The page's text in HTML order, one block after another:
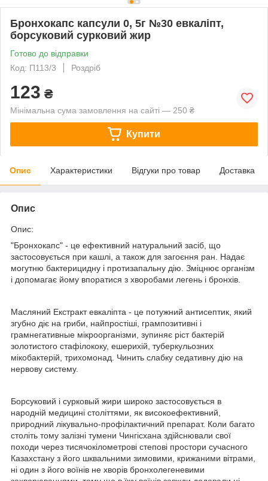
Бронхокапс капсули 0, 5г №30 евкаліпт,
борсуковий сурковий жир
Готово до відправки
Код: П113/3
Роздріб
123 ₴
Мінімальна сума замовлення на сайті — 250 ₴
Купити
Опис Характеристики Відгуки про товар Доставка
Опис
Опис:
"Бронхокапс" - це ефективний натуральний засіб, що
застосовується при кашлі, а також для загоєння ран. Надає
могутню бактерицидну і протизапальну дію. Зміцнює організм
і допомагає йому впоратися з хворобами легень і бронхів.
Масляний Екстракт евкаліпта - це потужний антисептик, який
згубно діє на гриби, найпростіші, грампозитивні і
грамнегативные мікроорганізми, зупиняє ріст бактерій
золотистого стафілококу, ешерихій, туберкульозних
мікобактерій, трихомонад. Чинить слабку седативну дію на
нервову систему.
Борсуковий і сурковый жири широко застосовується в
народній медицині століттями, як високоефективний,
природний лікувально-профілактичний препарат. Коли багато
століть тому залізні тумени Чингісхана здійснювали свої
походи через тисячокілометрові степові простори сучасного
Казахстану з його шквальними зимовими, крижаними вітрами,
ні один з його воїнів не хворів бронхолегеневими